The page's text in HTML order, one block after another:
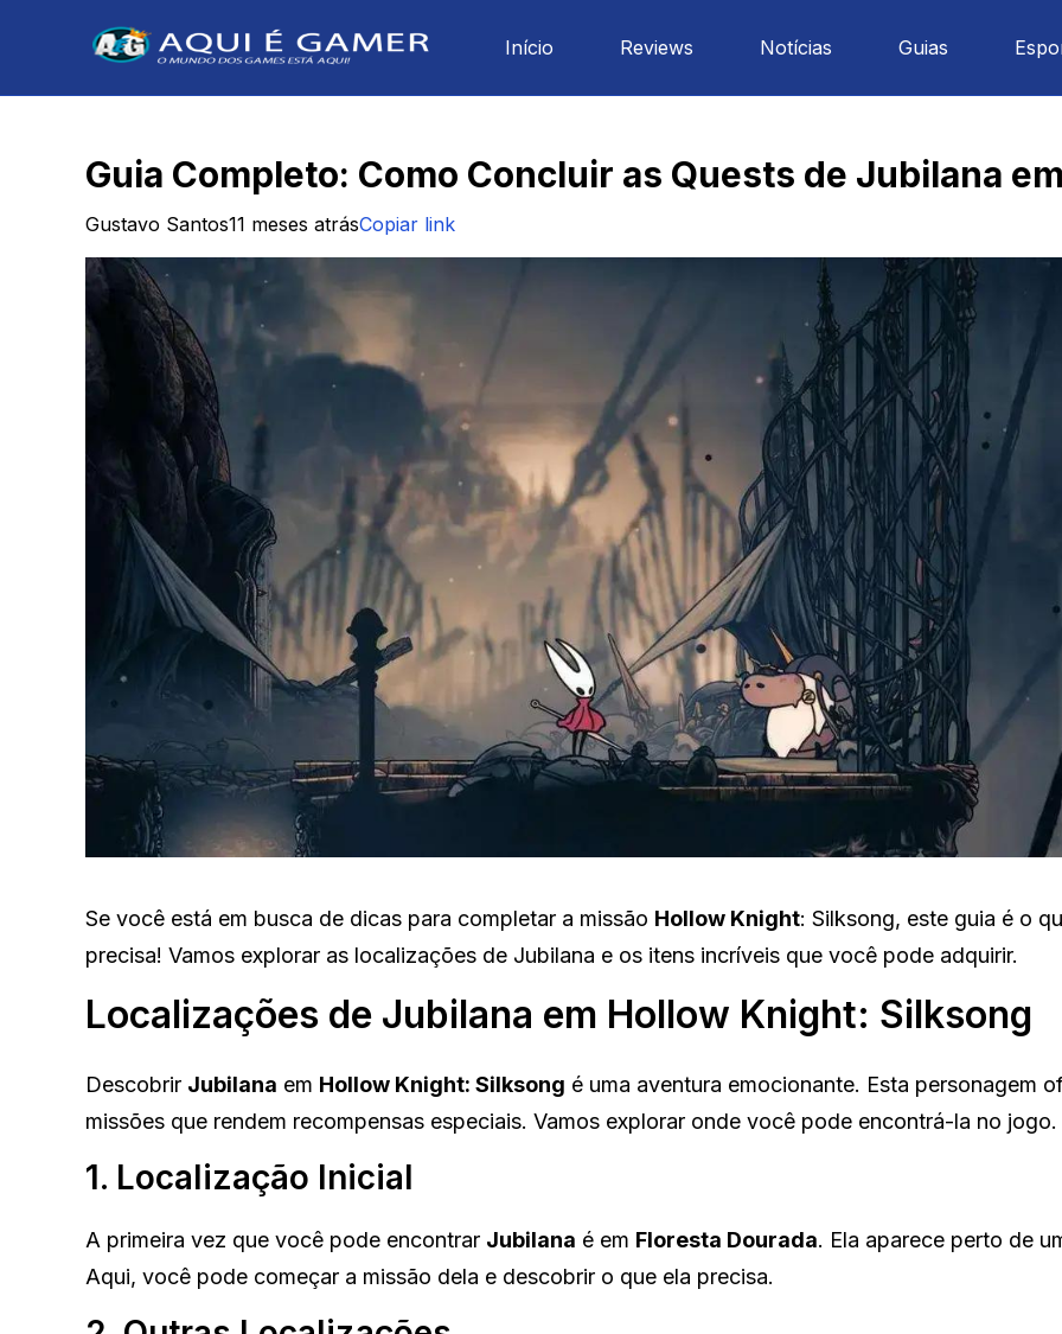
Início Reviews Notícias Guias
Guia Completo: Como Concluir as Quests de Jubilana
Gustavo Santos11 meses atrásCopiar link
Se você está em busca de dicas para completar a missão Hollow Knight: Silksong, este guia é o
precisa! Vamos explorar as localizações de Jubilana e os itens incríveis que você pode adquirir.
Localizações de Jubilana em Hollow Knight: Silksong
Descobrir Jubilana em Hollow Knight: Silksong é uma aventura emocionante. Esta personagem
missões que rendem recompensas especiais. Vamos explorar onde você pode encontrá-la no jogo.
1. Localização Inicial
A primeira vez que você pode encontrar Jubilana é em Floresta Dourada. Ela aparece perto de
Aqui, você pode começar a missão dela e descobrir o que ela precisa.